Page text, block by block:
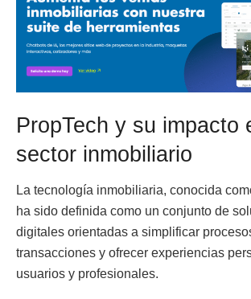
PropTech y su impacto
sector inmobiliario
La tecnología inmobiliaria, conocida
ha sido definida como un conjunto de
digitales orientadas a simplificar
transacciones y ofrecer experiencias
usuarios y profesionales.